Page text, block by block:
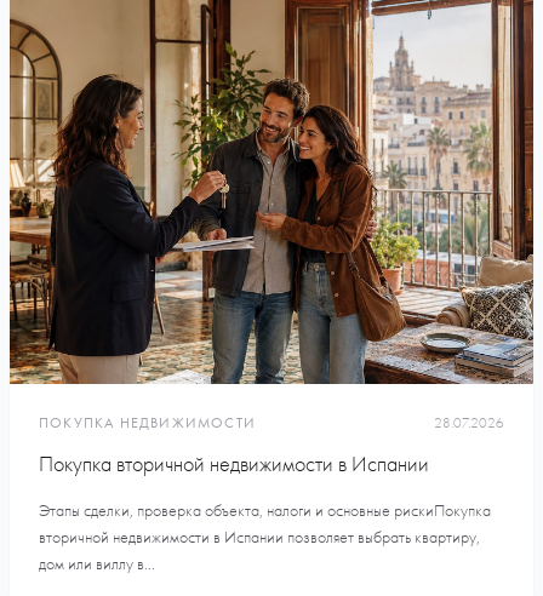
ПОКУПКА НЕДВИЖИМОСТИ 28.07.2026
Покупка вторичной недвижимости в Испании
Этапы сделки, проверка объекта, налоги и основные рискиПокупка
вторичной недвижимости в Испании позволяет выбрать квартиру,
дом или виллу в...